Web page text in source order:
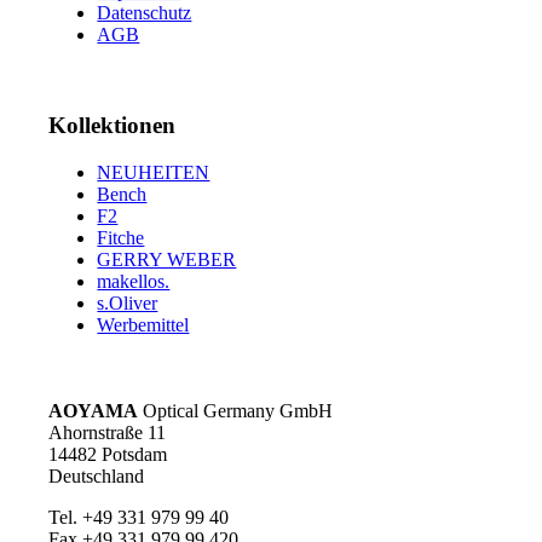
Datenschutz
AGB
Kollektionen
NEUHEITEN
Bench
F2
Fitche
GERRY WEBER
makellos.
s.Oliver
Werbemittel
AOYAMA Optical Germany GmbH
Ahornstraße 11
14482 Potsdam
Deutschland
Tel. +49 331 979 99 40